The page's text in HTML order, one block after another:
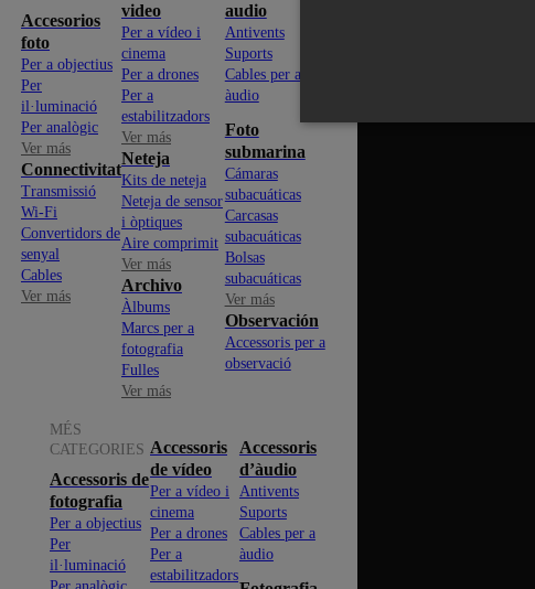
Accesorios
foto
Per a objectius
Per
il·luminació
Per analògic
Ver más
Connectivitat
Transmissió
Wi-Fi
Convertidors de
senyal
Cables
Ver más
video
Per a vídeo i
cinema
Per a drones
Per a
estabilitzadors
Ver más
Neteja
Kits de neteja
Neteja de sensor
i òptiques
Aire comprimit
Ver más
Archivo
Àlbums
Marcs per a
fotografia
Fulles
Ver más
audio
Antivents
Suports
Cables per a
àudio
Foto
submarina
Cámaras
subacuáticas
Carcasas
subacuáticas
Bolsas
subacuáticas
Ver más
Observación
Accessoris per a
observació
MÉS
CATEGORIES
Accessoris de
fotografia
Per a objectius
Per
il·luminació
Accessoris
de vídeo
Per a vídeo i
cinema
Per a drones
Per a
estabilitzadors
Accessoris
d’àudio
Antivents
Suports
Cables per a
àudio